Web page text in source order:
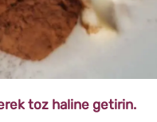
toz haline getirin.